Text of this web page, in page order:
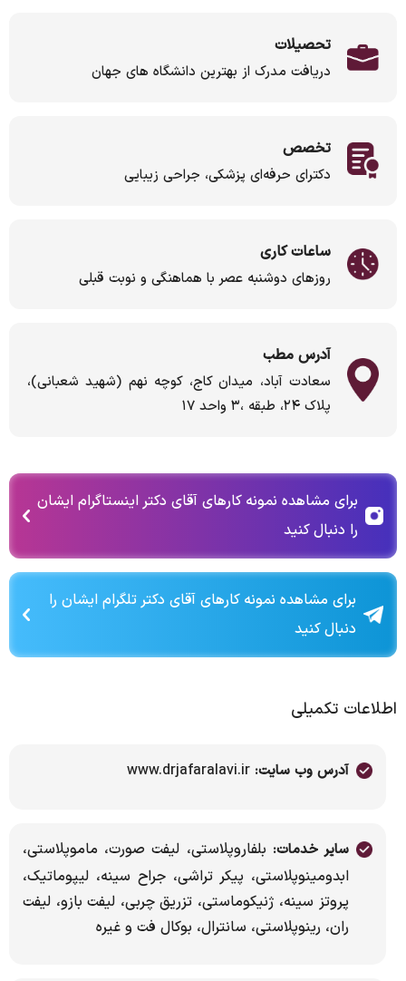
تحصیلات
دریافت مدرک از بهترین دانشگاه های جهان
تخصص
دکترای حرفه‌ای پزشکی، جراحی زیبایی
ساعات کاری
روزهای دوشنبه عصر با هماهنگی و نوبت قبلی
آدرس مطب
سعادت آباد، میدان کاج، کوچه نهم (شهید شعبانی)،
پلاک ۲۴، طبقه ‌،۳ واحد ۱۷
برای مشاهده نمونه کارهای آقای دکتر اینستاگرام ایشان
را دنبال کنید
برای مشاهده نمونه کارهای آقای دکتر تلگرام ایشان را
دنبال کنید
اطلاعات تکمیلی
آدرس وب سایت:
سایر خدمات: بلفاروپلاستی، لیفت صورت، ماموپلاستی،
ابدومینوپلاستی، پیکر تراشی، جراح سینه، لیپوماتیک،
پروتز سینه، ژنیکوماستی، تزریق چربی، لیفت بازو، لیفت
ران، رینوپلاستی، سانترال، بوکال فت و غیره